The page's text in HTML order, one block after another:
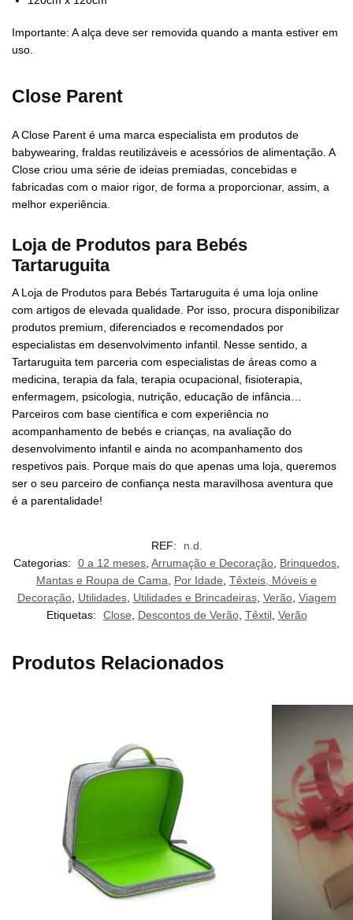
Importante: A alça deve ser removida quando a manta estiver em
uso.
Close Parent
A Close Parent é uma marca especialista em produtos de
babywearing, fraldas reutilizáveis e acessórios de alimentação. A
Close criou uma série de ideias premiadas, concebidas e
fabricadas com o maior rigor, de forma a proporcionar, assim, a
melhor experiência.
Loja de Produtos para Bebés
Tartaruguita
A Loja de Produtos para Bebés Tartaruguita é uma loja online
com artigos de elevada qualidade. Por isso, procura disponibilizar
produtos premium, diferenciados e recomendados por
especialistas em desenvolvimento infantil. Nesse sentido, a
Tartaruguita tem parceria com especialistas de áreas como a
medicina, terapia da fala, terapia ocupacional, fisioterapia,
enfermagem, psicologia, nutrição, educação de infância…
Parceiros com base científica e com experiência no
acompanhamento de bebés e crianças, na avaliação do
desenvolvimento infantil e ainda no acompanhamento dos
respetivos pais. Porque mais do que apenas uma loja, queremos
ser o seu parceiro de confiança nesta maravilhosa aventura que
é a parentalidade!
REF:
n.d.
Categorias:
0 a 12 meses Arrumação e Decoração Brinquedos
Mantas e Roupa de Cama
Por Idade Têxteis, Móveis e
Decoração, Utilidades, Utilidades e Brincadeiras, Verão, Viagem
Etiquetas:
Close Descontos de Verão, Têxtil, Verão
Produtos Relacionados